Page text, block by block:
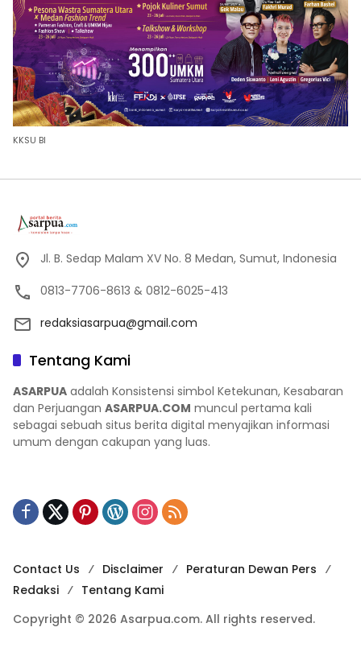
KKSU BI
Jl. B. Sedap Malam XV No. 8 Medan, Sumut, Indonesia
0813-7706-8613 & 0812-6025-413
redaksiasarpua@gmail.com
Tentang Kami
ASARPUA adalah Konsistensi simbol Ketekunan, Kesabaran
dan Perjuangan ASARPUA.COM muncul pertama kali
sebagai sebuah situs berita digital menyajikan informasi
umum dengan cakupan yang luas.
Contact Us Disclaimer
Peraturan Dewan Pers
Redaksi
Tentang Kami
Copyright © 2026 Asarpua.com. All rights reserved.